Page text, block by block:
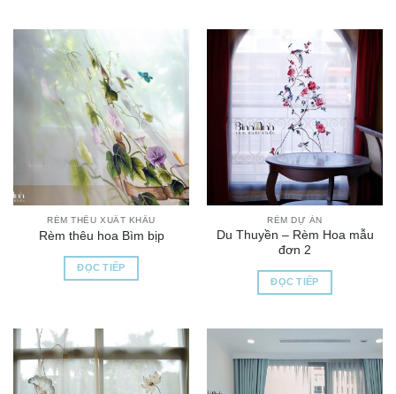
RÈM THÊU XUẤT KHẨU
Rèm thêu hoa Bìm bịp
ĐỌC TIẾP
RÈM DỰ ÁN
Du Thuyền – Rèm Hoa mẫu
đơn 2
ĐỌC TIẾP